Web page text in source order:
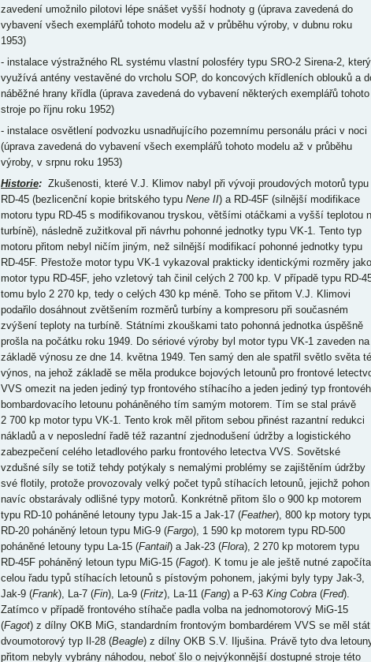
zavedení umožnilo pilotovi lépe snášet vyšší hodnoty g (úprava zavedená do
vybavení všech exemplářů tohoto modelu až v průběhu výroby, v dubnu roku
1953)
- instalace výstražného RL systému vlastní polosféry typu SRO-2 Sirena-2, který
využívá antény vestavěné do vrcholu SOP, do koncových křídleních oblouků a
náběžné hrany křídla (úprava zavedená do vybavení některých exemplářů tohoto
stroje po říjnu roku 1952)
- instalace osvětlení podvozku usnadňujícího pozemnímu personálu práci v noci
(úprava zavedená do vybavení všech exemplářů tohoto modelu až v průběhu
výroby, v srpnu roku 1953)
Historie:Zkušenosti, které V.J. Klimov nabyl při vývoji proudových motorů typu
RD-45 (bezlicenční kopie britského typu Nene II) a RD-45F (silnější modifikace
motoru typu RD-45 s modifikovanou tryskou, většími otáčkami a vyšší teplotou
turbíně), následně zužitkoval při návrhu pohonné jednotky typu VK-1. Tento typ
motoru přitom nebyl ničím jiným, než silnější modifikací pohonné jednotky typu
RD-45F. Přestože motor typu VK-1 vykazoval prakticky identickými rozměry jako
motor typu RD-45F, jeho vzletový tah činil celých 2 700 kp. V případě typu RD-
tomu bylo 2 270 kp, tedy o celých 430 kp méně. Toho se přitom V.J. Klimovi
podařilo dosáhnout zvětšením rozměrů turbíny a kompresoru při současném
zvýšení teploty na turbíně. Státními zkouškami tato pohonná jednotka úspěšně
prošla na počátku roku 1949. Do sériové výroby byl motor typu VK-1 zaveden na
základě výnosu ze dne 14. května 1949. Ten samý den ale spatřil světlo světa
výnos, na jehož základě se měla produkce bojových letounů pro frontové
VVS omezit na jeden jediný typ frontového stíhacího a jeden jediný typ
bombardovacího letounu poháněného tím samým motorem. Tím se stal právě
2 700 kp motor typu VK-1. Tento krok měl přitom sebou přinést razantní redukci
nákladů a v neposlední řadě též razantní zjednodušení údržby a logistického
zabezpečení celého letadlového parku frontového letectva VVS. Sovětské
vzdušné síly se totiž tehdy potýkaly s nemalými problémy se zajištěním údržby
své flotily, protože provozovaly velký počet typů stíhacích letounů, jejichž pohon
navíc obstarávaly odlišné typy motorů. Konkrétně přitom šlo o 900 kp motorem
typu RD-10 poháněné letouny typu Jak-15 a Jak-17 (Feather), 800 kp motory
RD-20 poháněný letoun typu MiG-9 (Fargo), 1 590 kp motorem typu RD-500
poháněné letouny typu La-15 (Fantail) a Jak-23 (Flora), 2 270 kp motorem typu
RD-45F poháněný letoun typu MiG-15 (Fagot). K tomu je ale ještě nutné
celou řadu typů stíhacích letounů s pístovým pohonem, jakými byly typy Jak-3,
Jak-9 (Frank), La-7 (Fin), La-9 (Fritz), La-11 (Fang) a P-63 King Cobra(Fred).
Zatímco v případě frontového stíhače padla volba na jednomotorový MiG-15
(Fagot) z dílny OKB MiG, standardním frontovým bombardérem VVS se měl stát
dvoumotorový typ Il-28 (Beagle) z dílny OKB S.V. Iljušina. Právě tyto dva
přitom nebyly vybrány náhodou, neboť šlo o nejvýkonnější dostupné stroje této